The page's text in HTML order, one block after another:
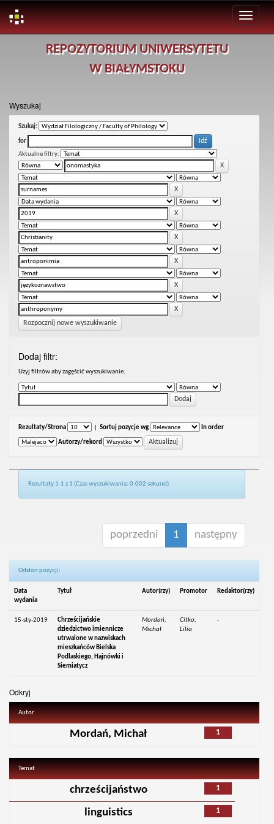
REPOZYTORIUM UNIWERSYTETU
W BIAŁYMSTOKU
Wyszukaj
Szukaj:
for
Aktualne filtry:
Rozpocznij nowe wyszukiwanie
Dodaj filtr:
Uzyj filtrów aby zagęścić wyszukiwanie.
Rezultaty/Strona Sortuj pozycje wg In order
Autorzy/rekord
Rezultaty 1-1 z 1 (Czas wyszukiwania: 0.002 sekund).
poprzedni 1 następny
Odsłon pozycji:
Data
wydania
Tytuł Autor(rzy) Promotor Redaktor(rzy)
15-sty-2019
Chrześcijańskie
dziedzictwo imiennicze
utrwalone w nazwiskach
mieszkańców Bielska
Podlaskiego, Hajnówki i
Siemiatycz
Mordań,
Michał
Citko,
Lilia
-
Odkryj
Autor
1
Mordań, Michał
Temat
1
chrześcijaństwo
1
linguistics